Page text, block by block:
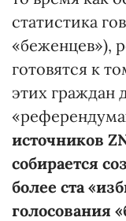
статистика
«беженцев»),
готовятся к
этих граждан
источников
собирается
более ста
голосования